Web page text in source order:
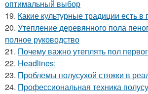
оптимальный выбор
19. Какие культурные традиции есть в
20. Утепление деревянного пола
полное руководство
21. Почему важно утеплять пол
22. Headlines:
23. Проблемы полусухой стяжки в
24. Профессиональная техника